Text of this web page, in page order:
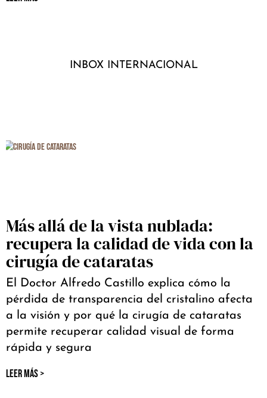
INBOX INTERNACIONAL
Más allá de la vista nublada:
recupera la calidad de vida con la
cirugía de cataratas
El Doctor Alfredo Castillo explica cómo la
pérdida de transparencia del cristalino afecta
a la visión y por qué la cirugía de cataratas
permite recuperar calidad visual de forma
rápida y segura
LEER MÁS >